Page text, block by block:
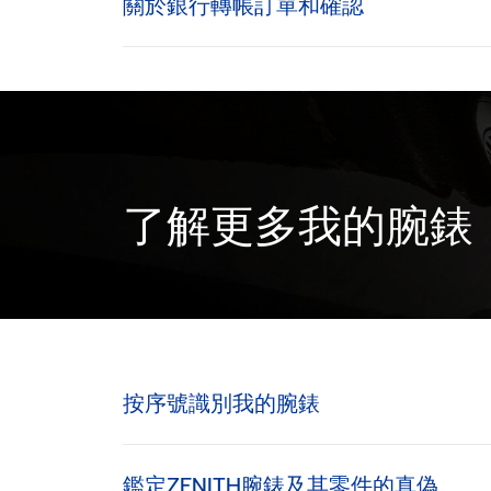
了解更多我的腕
按序號識別我的腕錶